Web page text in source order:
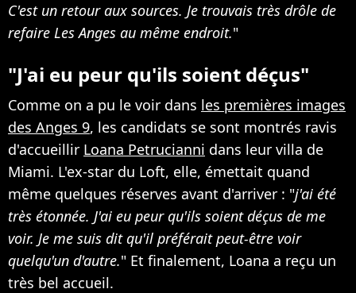
C'est un retour aux sources. Je trouvais très drôle de
refaire Les Anges au même endroit."
"J'ai eu peur qu'ils soient déçus"
Comme on a pu le voir dans les premières images
des Anges 9, les candidats se sont montrés ravis
d'accueillir Loana Petrucianni dans leur villa de
Miami. L'ex-star du Loft, elle, émettait quand
même quelques réserves avant d'arriver : "j'ai été
très étonnée. J'ai eu peur qu'ils soient déçus de me
voir. Je me suis dit qu'il préférait peut-être voir
quelqu'un d'autre." Et finalement, Loana a reçu un
très bel accueil.